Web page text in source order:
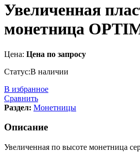
Увеличенная
монетница
Цена: Цена по запросу
Статус:В наличии
В избранное
Сравнить
Раздел: Монетницы
Описание
Увеличенная по высоте монетница